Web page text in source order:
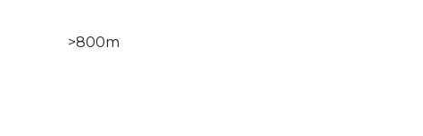
>800m